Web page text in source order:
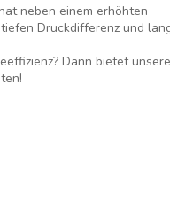
neben einem erhöhten
Druckdifferenz und
Dann bietet unsere